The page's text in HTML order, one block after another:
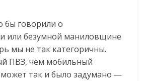
бы говорили о
или безумной маниловщине
мы не так категоричны.
ПВЗ, чем мобильный
так и было задумано —